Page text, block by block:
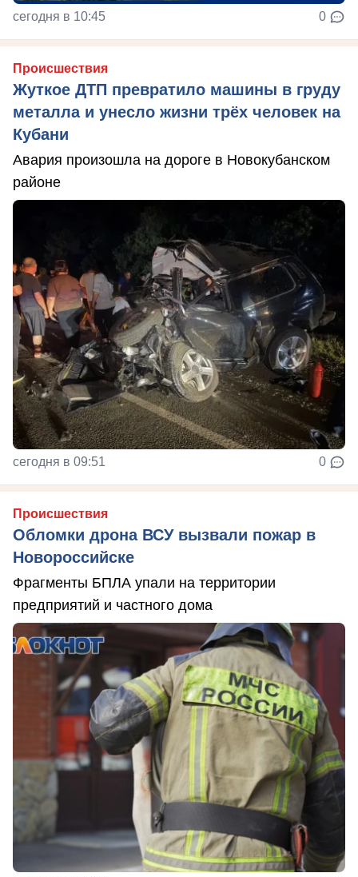
сегодня в 10:45 0
Происшествия
Жуткое ДТП превратило машины в груду
металла и унесло жизни трёх человек на
Кубани
Авария произошла на дороге в Новокубанском
районе
сегодня в 09:51 0
Происшествия
Обломки дрона ВСУ вызвали пожар в
Новороссийске
Фрагменты БПЛА упали на территории
предприятий и частного дома